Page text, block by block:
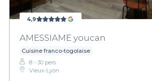
4,9
AMESSIAME youcan
Cuisine franco-togolaise
8 - 30 pers.
Vieux-Lyon